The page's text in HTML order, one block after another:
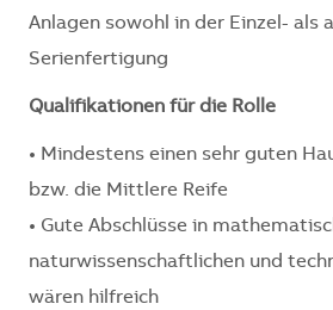
Anlagen sowohl in der Einzel- als
Serienfertigung
Qualifikationen für die Rolle
• Mindestens einen sehr guten
bzw. die Mittlere Reife
• Gute Abschlüsse in
naturwissenschaftlichen und
wären hilfreich